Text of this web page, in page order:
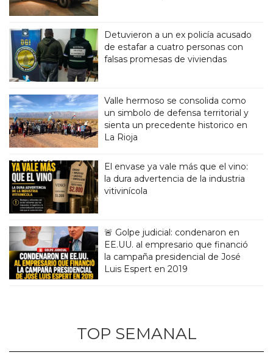
Detuvieron a un ex policía acusado
de estafar a cuatro personas con
falsas promesas de viviendas
Valle hermoso se consolida como
un simbolo de defensa territorial y
sienta un precedente historico en
La Rioja
El envase ya vale más que el vino:
la dura advertencia de la industria
vitivinícola
🚨 Golpe judicial: condenaron en
EE.UU. al empresario que financió
la campaña presidencial de José
Luis Espert en 2019
TOP SEMANAL